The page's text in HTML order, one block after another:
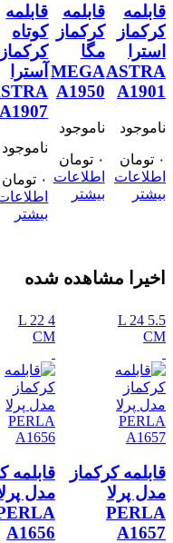
قابلمه
کرکماز
استرا
ASTRA
A1901
ناموجود
۰ تومان
اطلاعات
بیشتر
قابلمه
کرکماز
مگا
MEGA
A1950
ناموجود
۰ تومان
اطلاعات
بیشتر
قابلمه
کوتاه
کرکماز
آسترا
A1907
ناموجود
۰ تومان
بیشتر
اخیرا مشاهده شده
5.5 L
24
CM
قابلمه کرکماز
مدل پرلا
PERLA
A1657
4 L
22
CM
قابلمه
مدل
A1656